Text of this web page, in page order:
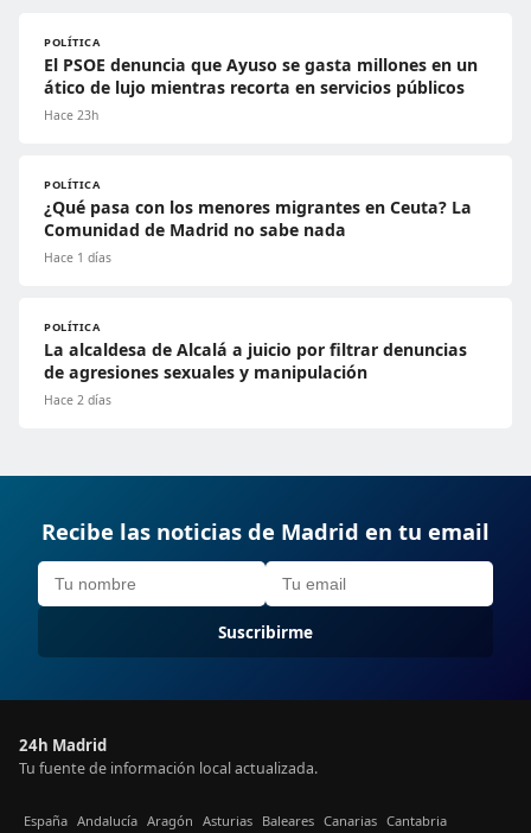
POLÍTICA
El PSOE denuncia que Ayuso se gasta millones en un
ático de lujo mientras recorta en servicios públicos
Hace 23h
POLÍTICA
¿Qué pasa con los menores migrantes en Ceuta? La
Comunidad de Madrid no sabe nada
Hace 1 días
POLÍTICA
La alcaldesa de Alcalá a juicio por filtrar denuncias
de agresiones sexuales y manipulación
Hace 2 días
Recibe las noticias de Madrid en tu email
Suscribirme
24h Madrid
Tu fuente de información local actualizada.
España Andalucía Aragón Asturias Baleares Canarias Cantabria